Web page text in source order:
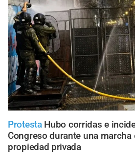
Protesta Hubo corridas e
Congreso durante una marcha
propiedad privada